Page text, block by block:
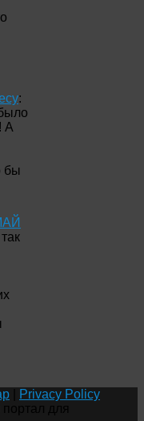
:
А
бы
Privacy Policy